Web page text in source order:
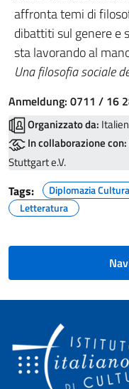
affronta temi di
dibattiti sul genere e
sta lavorando al
Una filosofia sociale
Anmeldung: 0711 / 16
Organizzato da:
In collaborazione con:
Stuttgart e.V.
Tags: Diplomazia
Letteratura